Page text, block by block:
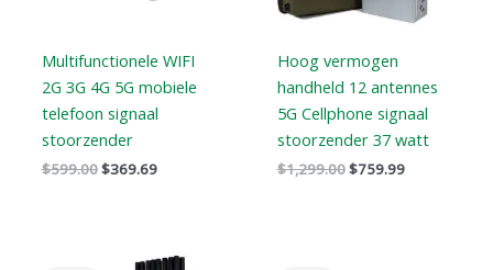
Multifunctionele WIFI
2G 3G 4G 5G mobiele
telefoon signaal
stoorzender
$599.00$369.69
Hoog vermogen
handheld 12 antennes
5G Cellphone signaal
stoorzender 37 watt
$1,299.00$759.99
Oorspronkelijke
Huidige